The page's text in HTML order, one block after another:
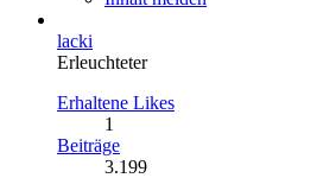
lacki
Erleuchteter
Erhaltene Likes
1
Beiträge
3.199